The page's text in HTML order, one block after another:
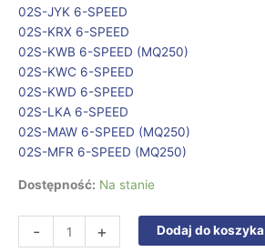
02S-JYK 6-SPEED
02S-KRX 6-SPEED
02S-KWB 6-SPEED (MQ250)
02S-KWC 6-SPEED
02S-KWD 6-SPEED
02S-LKA 6-SPEED
02S-MAW 6-SPEED (MQ250)
02S-MFR 6-SPEED (MQ250)
Dostępność: Na stanie
- + Dodaj do koszyka